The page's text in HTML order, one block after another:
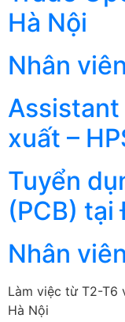
Hà Nội
Nhân
Assistant
xuất –
Tuyển
(PCB) tại
Nhân
Làm việc từ T2-T6
Hà Nội